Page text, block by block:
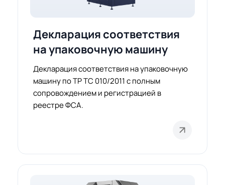
Декларация соответствия
на упаковочную машину
Декларация соответствия на упаковочную
машину по ТР ТС 010/2011 с полным
сопровождением и регистрацией в
реестре ФСА.